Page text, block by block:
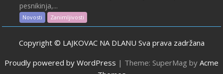
pesnikinja,...
Novosti Zanimljivosti
Copyright © LAJKOVAC NA DLANU Sva prava zadržana
Proudly powered by WordPress | Theme: SuperMag by Acme